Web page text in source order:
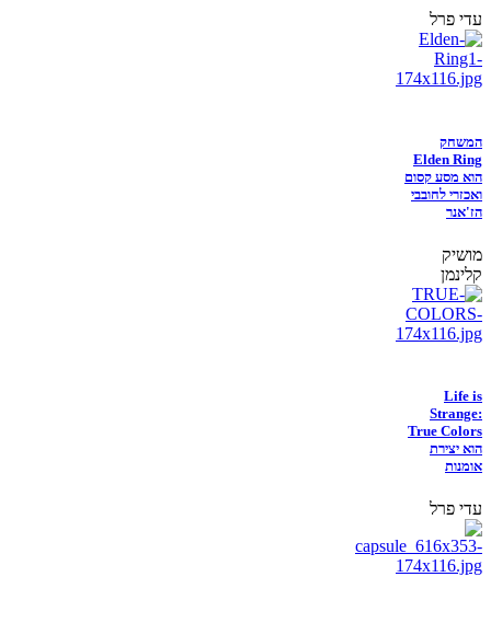
עדי פרל
המשחק
Elden Ring
הוא מסע קסום
ואכזרי לחובבי
הז'אנר
מושיק
קלינמן
Life is
Strange:
True Colors
הוא יצירת
אומנות
עדי פרל